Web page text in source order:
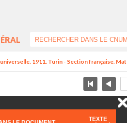
1911. Turin - Section française.
TEXTE